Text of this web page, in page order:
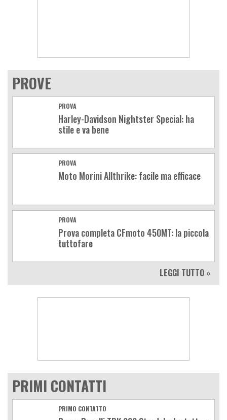
PROVE
PROVA
Harley-Davidson Nightster Special: ha
stile e va bene
PROVA
Moto Morini Allthrike: facile ma efficace
PROVA
Prova completa CFmoto 450MT: la piccola
tuttofare
LEGGI TUTTO »
PRIMI CONTATTI
PRIMO CONTATTO